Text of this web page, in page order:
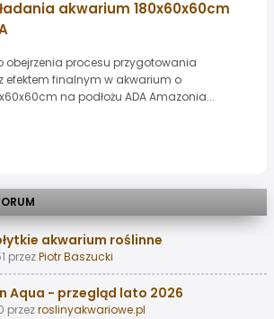
akwarium 180x60x60cm
obejrzenia procesu przygotowania
efektem finalnym w akwarium o
na podłożu ADA Amazonia...
akwarium roślinne
przezPiotr Baszucki
Aqua - przegląd lato 2026
przezroslinyakwariowe.pl